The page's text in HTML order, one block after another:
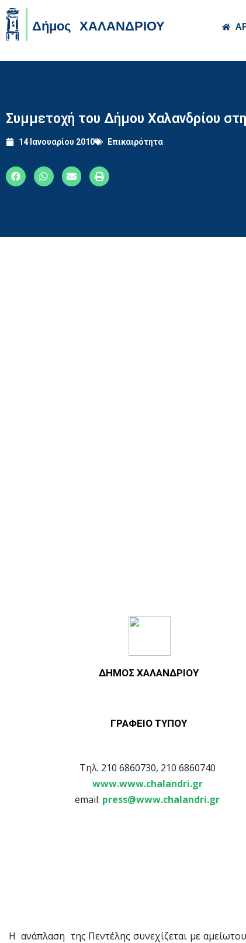
Συμμετοχή του Δήμου Χαλανδρίου
14 Ιανουαρίου 2010 Επικαιρότητα
ΔΗΜΟΣ ΧΑΛΑΝΔΡΙΟΥ
ΓΡΑΦΕΙΟ ΤΥΠΟΥ
Τηλ. 210 6860730, 210 6860740
www.www.chalandri.gr
email: press@www.chalandri.gr
Η ανάπλαση της Πεντέλης συνεχίζεται με